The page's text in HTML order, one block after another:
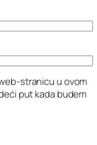
stranicu u ovom
put kada budem